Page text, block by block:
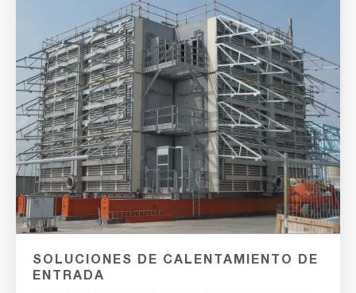
SOLUCIONES DE CALENTAMIENTO DE
ENTRADA